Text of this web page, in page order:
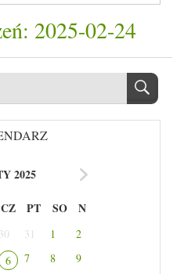
2025-02-24
2025
CZ PT SO N
30 31 1
2
6 7 8
9